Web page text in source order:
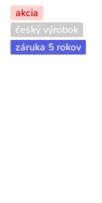
akcia
český výrobok
záruka 5 rokov